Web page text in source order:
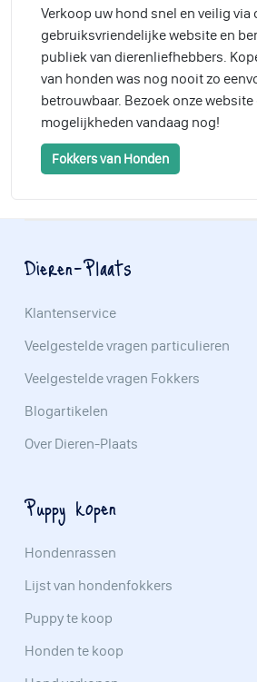
Verkoop uw hond snel en veilig via
gebruiksvriendelijke website en
publiek van dierenliefhebbers.
van honden was nog nooit zo
betrouwbaar. Bezoek onze
mogelijkheden vandaag nog!
Fokkers van Honden
Dieren-Plaats
Klantenservice
Veelgestelde vragen particulieren
Veelgestelde vragen Fokkers
Blogartikelen
Over Dieren-Plaats
Puppy kopen
Hondenrassen
Lijst van hondenfokkers
Puppy te koop
Honden te koop